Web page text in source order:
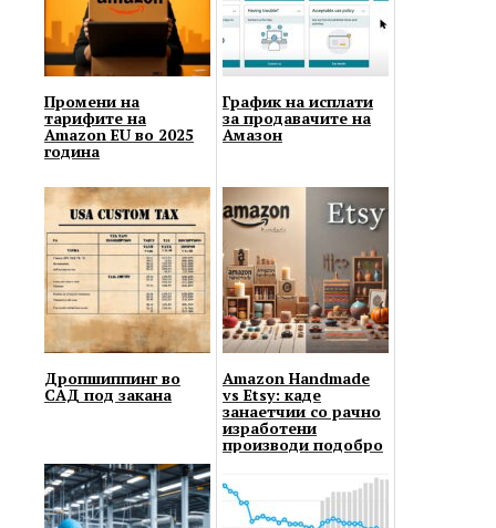
Промени на
тарифите на
Amazon EU во 2025
година
График на исплати
за продавачите на
Амазон
Дропшиппинг во
САД под закана
Amazon Handmade
vs Etsy: каде
занаетчии со рачно
изработени
производи подобро